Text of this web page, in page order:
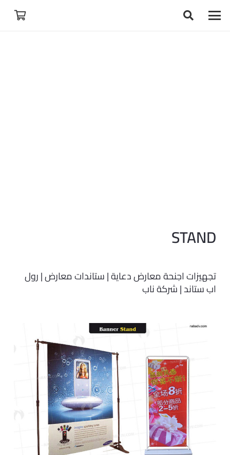
STAND
تجهيزات اجنحة معارض دعاية | ستاندات معارض | رول
اب ستاند | شركة ناب